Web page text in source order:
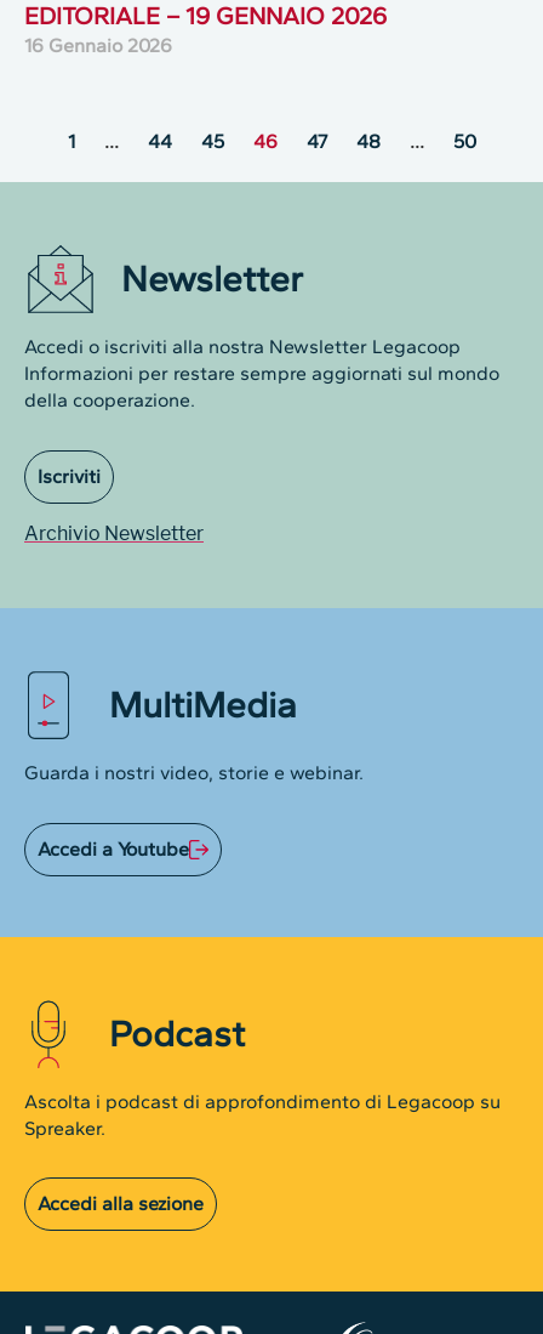
EDITORIALE – 19 GENNAIO 2026
16 Gennaio 2026
1 … 44 45 46 47 48 … 50
Newsletter
Accedi o iscriviti alla nostra Newsletter Legacoop
Informazioni per restare sempre aggiornati sul mondo
della cooperazione.
Iscriviti
Archivio Newsletter
MultiMedia
Guarda i nostri video, storie e webinar.
Accedi a Youtube
Podcast
Ascolta i podcast di approfondimento di Legacoop su
Spreaker.
Accedi alla sezione